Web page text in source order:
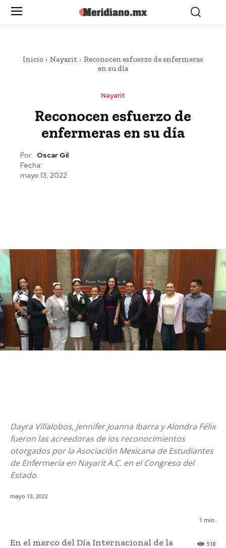
Inicio Nayarit
Reconocen esfuerzo de enfermeras
en su día
Nayarit
Reconocen esfuerzo de
enfermeras en su día
Por: Oscar Gil
Fecha:
mayo 13, 2022
Dayra Villalobos, Jennifer Joanna Ibarra y Alondra Félix
fueron las acreedoras de los reconocimientos
otorgados por la Asociación Mexicana de Estudiantes
de Enfermería en Nayarit A.C. en el Congreso del
Estado.
mayo 13, 2022
1 min.
918
En el marco del Día Internacional de la